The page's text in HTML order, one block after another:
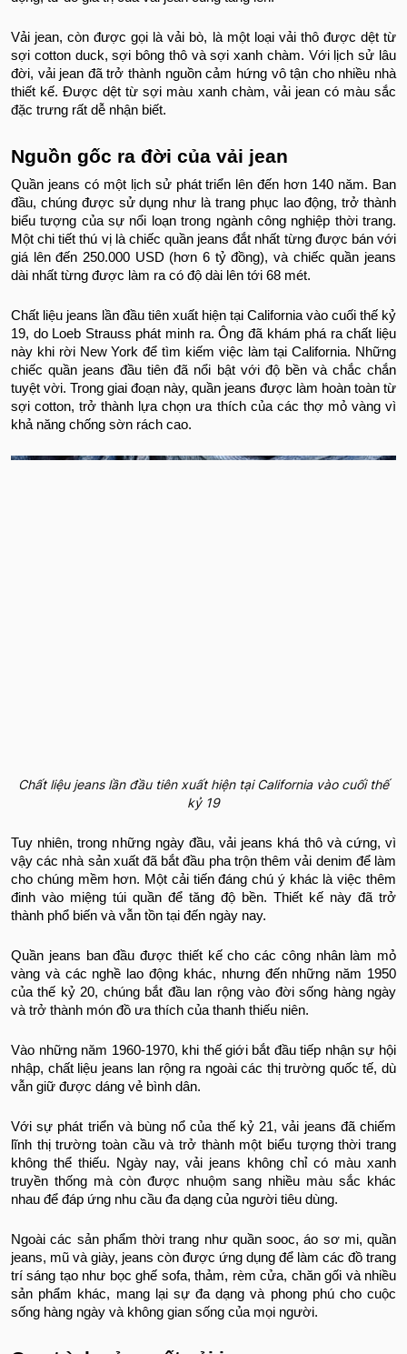
Vải jean, còn được gọi là vải bò, là một loại vải thô được dệt từ
sợi cotton duck, sợi bông thô và sợi xanh chàm. Với lịch sử lâu
đời, vải jean đã trở thành nguồn cảm hứng vô tận cho nhiều nhà
thiết kế. Được dệt từ sợi màu xanh chàm, vải jean có màu sắc
đặc trưng rất dễ nhận biết.
Nguồn gốc ra đời của vải jean
Quần jeans có một lịch sử phát triển lên đến hơn 140 năm. Ban
đầu, chúng được sử dụng như là trang phục lao động, trở thành
biểu tượng của sự nổi loạn trong ngành công nghiệp thời trang.
Một chi tiết thú vị là chiếc quần jeans đắt nhất từng được bán với
giá lên đến 250.000 USD (hơn 6 tỷ đồng), và chiếc quần jeans
dài nhất từng được làm ra có độ dài lên tới 68 mét.
Chất liệu jeans lần đầu tiên xuất hiện tại California vào cuối thế kỷ
19, do Loeb Strauss phát minh ra. Ông đã khám phá ra chất liệu
này khi rời New York để tìm kiếm việc làm tại California. Những
chiếc quần jeans đầu tiên đã nổi bật với độ bền và chắc chắn
tuyệt vời. Trong giai đoạn này, quần jeans được làm hoàn toàn từ
sợi cotton, trở thành lựa chọn ưa thích của các thợ mỏ vàng vì
khả năng chống sờn rách cao.
Chất liệu jeans lần đầu tiên xuất hiện tại California vào cuối thế
kỷ 19
Tuy nhiên, trong những ngày đầu, vải jeans khá thô và cứng, vì
vậy các nhà sản xuất đã bắt đầu pha trộn thêm vải denim để làm
cho chúng mềm hơn. Một cải tiến đáng chú ý khác là việc thêm
đinh vào miệng túi quần để tăng độ bền. Thiết kế này đã trở
thành phổ biến và vẫn tồn tại đến ngày nay.
Quần jeans ban đầu được thiết kế cho các công nhân làm mỏ
vàng và các nghề lao động khác, nhưng đến những năm 1950
của thế kỷ 20, chúng bắt đầu lan rộng vào đời sống hàng ngày
và trở thành món đồ ưa thích của thanh thiếu niên.
Vào những năm 1960-1970, khi thế giới bắt đầu tiếp nhận sự hội
nhập, chất liệu jeans lan rộng ra ngoài các thị trường quốc tế, dù
vẫn giữ được dáng vẻ bình dân.
Với sự phát triển và bùng nổ của thế kỷ 21, vải jeans đã chiếm
lĩnh thị trường toàn cầu và trở thành một biểu tượng thời trang
không thể thiếu. Ngày nay, vải jeans không chỉ có màu xanh
truyền thống mà còn được nhuộm sang nhiều màu sắc khác
nhau để đáp ứng nhu cầu đa dạng của người tiêu dùng.
Ngoài các sản phẩm thời trang như quần sooc, áo sơ mi, quần
jeans, mũ và giày, jeans còn được ứng dụng để làm các đồ trang
trí sáng tạo như bọc ghế sofa, thảm, rèm cửa, chăn gối và nhiều
sản phẩm khác, mang lại sự đa dạng và phong phú cho cuộc
sống hàng ngày và không gian sống của mọi người.